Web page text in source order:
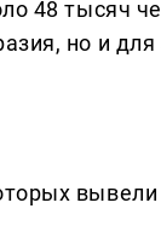
48 тысяч
но и
вывели